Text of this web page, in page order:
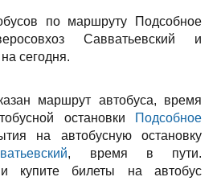
по маршруту Подсобное
Савватьевский и
сегодня.
маршрут автобуса, время
остановки
Подсобное
на автобусную остановку
, время в пути.
купите билеты на автобус